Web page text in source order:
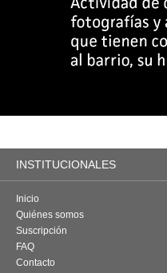
INSTITUCIONALES
Inicio
Quiénes somos
Suscripción
FAQ
Contacto